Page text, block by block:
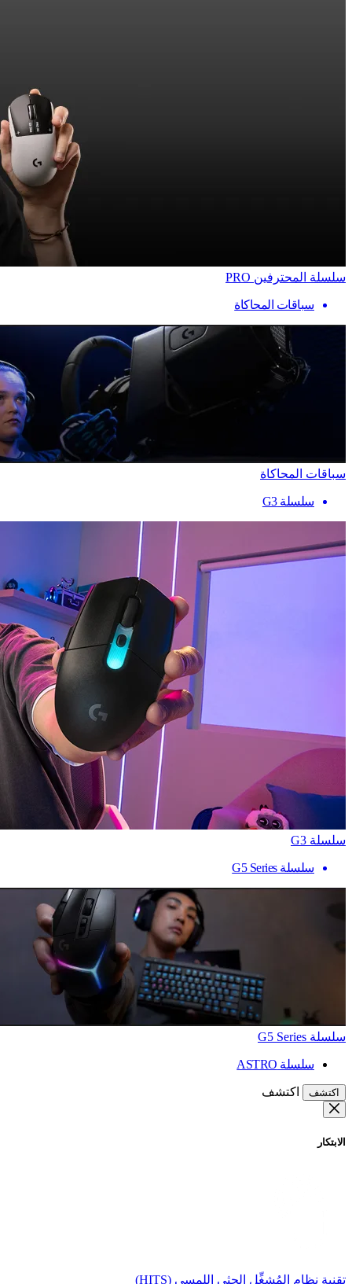
سلسلة المحترفين PRO
سباقات المحاكاة
سباقات المحاكاة
سلسلة G3
سلسلة G3
سلسلة G5 Series
سلسلة G5 Series
سلسلة ASTRO
اكتشف اكتشف
الابتكار
تقنية نظام المُشغِّل الحثي اللمسي (HITS)